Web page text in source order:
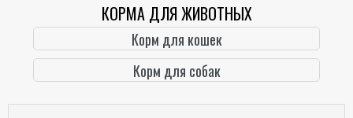
КОРМА ДЛЯ ЖИВОТНЫХ
Корм для кошек
Корм для собак